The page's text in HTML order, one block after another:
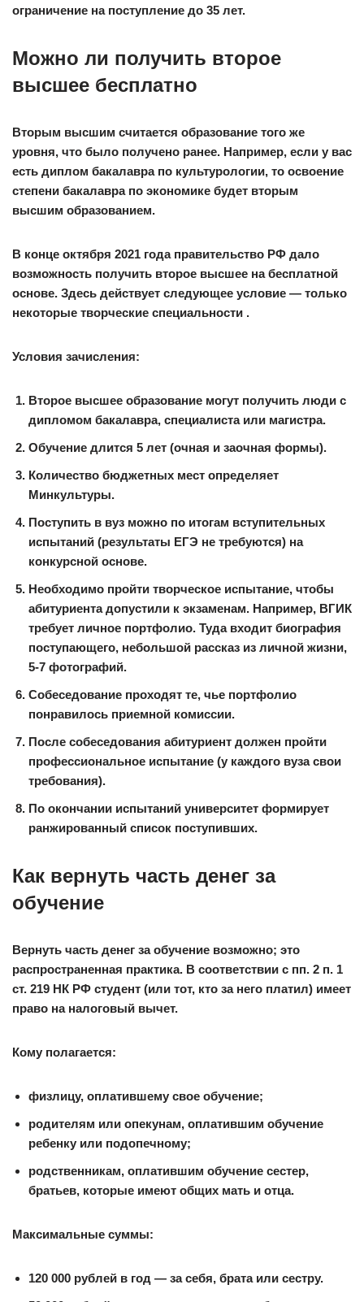
ограничение на поступление до 35 лет.
Можно ли получить второе
высшее бесплатно
Вторым высшим считается образование того же
уровня, что было получено ранее. Например, если у вас
есть диплом бакалавра по культурологии, то освоение
степени бакалавра по экономике будет вторым
высшим образованием.
В конце октября 2021 года правительство РФ дало
возможность получить второе высшее на бесплатной
основе. Здесь действует следующее условие — только
некоторые творческие специальности .
Условия зачисления:
Второе высшее образование могут получить люди с
дипломом бакалавра, специалиста или магистра.
Обучение длится 5 лет (очная и заочная формы).
Количество бюджетных мест определяет
Минкультуры.
Поступить в вуз можно по итогам вступительных
испытаний (результаты ЕГЭ не требуются) на
конкурсной основе.
Необходимо пройти творческое испытание, чтобы
абитуриента допустили к экзаменам. Например, ВГИК
требует личное портфолио. Туда входит биография
поступающего, небольшой рассказ из личной жизни,
5-7 фотографий.
Собеседование проходят те, чье портфолио
понравилось приемной комиссии.
После собеседования абитуриент должен пройти
профессиональное испытание (у каждого вуза свои
требования).
По окончании испытаний университет формирует
ранжированный список поступивших.
Как вернуть часть денег за
обучение
Вернуть часть денег за обучение возможно; это
распространенная практика. В соответствии с пп. 2 п. 1
ст. 219 НК РФ студент (или тот, кто за него платил) имеет
право на налоговый вычет.
Кому полагается:
физлицу, оплатившему свое обучение;
родителям или опекунам, оплатившим обучение
ребенку или подопечному;
родственникам, оплатившим обучение сестер,
братьев, которые имеют общих мать и отца.
Максимальные суммы:
120 000 рублей в год — за себя, брата или сестру.